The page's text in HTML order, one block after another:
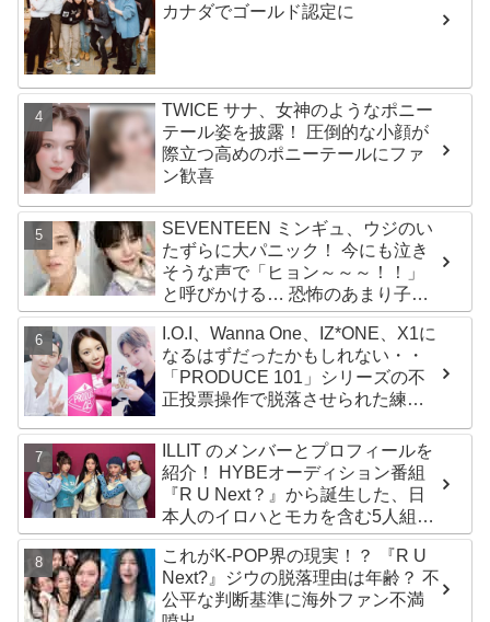
カナダでゴールド認定に
TWICE サナ、女神のようなポニー
テール姿を披露！ 圧倒的な小顔が
際立つ高めのポニーテールにファ
ン歓喜
SEVENTEEN ミンギュ、ウジのい
たずらに大パニック！ 今にも泣き
そうな声で「ヒョン～～～！！」
と呼びかける… 恐怖のあまり子供
のように駆け出す姿がかわいい
I.O.I、Wanna One、IZ*ONE、X1に
なるはずだったかもしれない・・
「PRODUCE 101」シリーズの不
正投票操作で脱落させられた練習
ILLIT のメンバーとプロフィールを
紹介！ HYBEオーディション番組
『R U Next？』から誕生した、日
本人のイロハとモカを含む5人組ガ
ールズグループ！ デビュー曲
「Magnetic」がいきなりの大ヒッ
ト
これがK-POP界の現実！？ 『R U
Next?』ジウの脱落理由は年齢？ 不
公平な判断基準に海外ファン不満